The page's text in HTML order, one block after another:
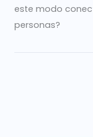
este modo
personas?